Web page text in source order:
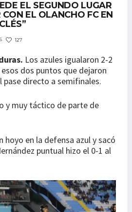
EL SEGUNDO LUGAR
EL OLANCHO FC EN
127
Los azules igualaron 2-2
dos puntos que dejaron
pase directo a semifinales.
y muy táctico de parte de
hoyo en la defensa azul y sacó
puntual hizo el 0-1 al